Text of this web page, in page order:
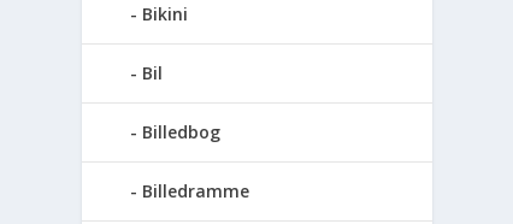
Bikini
Bil
Billedbog
Billedramme